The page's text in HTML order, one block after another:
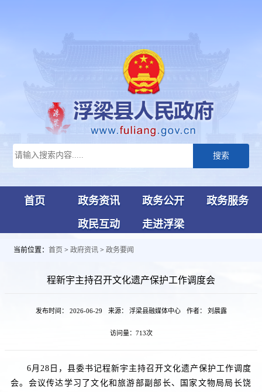
搜索
首页 政务资讯 政务公开
政务服务
政民互动
走进浮梁
当前位置： 首页 > 政府资讯 > 政务要闻
程新宇主持召开文化遗产保护工作调度会
发布时间： 2026-06-29 来源： 浮梁县融媒体中心 作者： 刘晨露
访问量： 713次
6月28日，县委书记程新宇主持召开文化遗产保护工作调度
会。会议传达学习了文化和旅游部副部长、国家文物局局长饶